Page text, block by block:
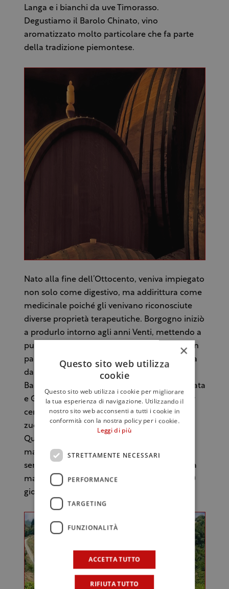
Langa e i bianchi da uve Timorasso.
Degustiamo il Barolo Chinato, vino
aromatizzato molto particolare che fa parte
della tradizione piemontese.
Nato alla fine dell’Ottocento, veniva impiegato
non solo come digestivo, ma addirittura come
medicinale poiché gli venivano riconosciute
diverse proprietà terapeutiche. Borgogno iniziò
a produrlo intorno agli anni Venti, mettendo a
punto una propria ricetta, ancora oggi in gran
parte segreta. La base di partenza è costituita
da un vino che deve necessariamente essere
Barolo a Denominazione di Origine Controllata
e Garantita (dovrà costituire almeno il 75 per
cento del volume). Vengono aggiunti poi
zucchero, alcol e un infuso di erbe e spezie.
Quest’ultimo è fatto con 46 essenze diverse,
macinate, frantumate grossolanamente o
semplicemente sminuzzate, che si lasciano a
macerare in soluzione idroalcolica per 35-70
giorni.
×
Questo sito web utilizza
cookie
Questo sito web utilizza i cookie per migliorare
la tua esperienza di navigazione. Utilizzando il
nostro sito web acconsenti a tutti i cookie in
conformità con la nostra policy per i cookie.
Leggi di più
STRETTAMENTE NECESSARI
PERFORMANCE
TARGETING
FUNZIONALITÀ
ACCETTA TUTTO
RIFIUTA TUTTO